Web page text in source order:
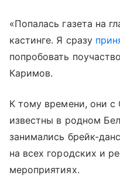
«Попалась газета на
кастинге. Я сразу
попробовать
Каримов.
К тому времени, они
известны в родном
занимались брейк-
на всех городских и
мероприятиях.